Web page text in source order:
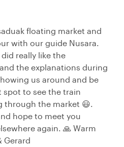
floating market and
with our guide Nusara.
really like the
the explanations during
us around and be
to see the train
through the market 😃.
hope to meet you
again. 🙏 Warm
Gerard